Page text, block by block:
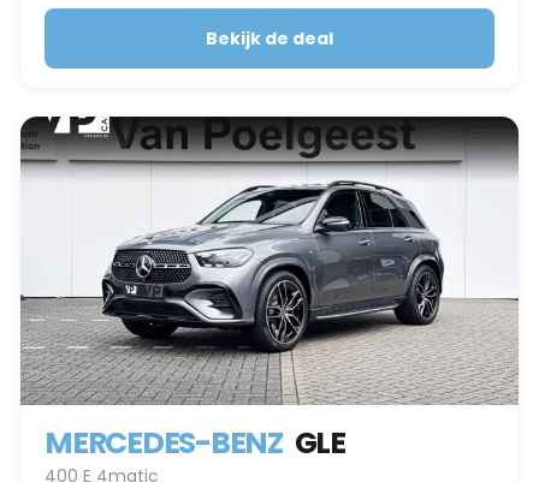
Bekijk de deal
MERCEDES-BENZ GLE
400 E 4matic